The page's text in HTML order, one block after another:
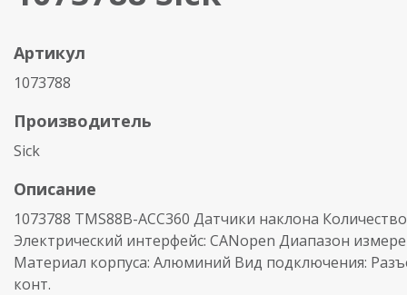
Артикул
1073788
Производитель
Sick
Описание
1073788 TMS88B-ACC360 Датчики наклона
Электрический интерфейс: CANopen Диапазон
Материал корпуса: Алюминий Вид подключения:
конт.